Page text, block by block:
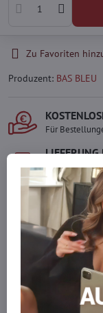
Zu Favoriten
Produzent: BAS BLEU
Für
LIEFERUNG
Schnell und
SICHERE
Gesicherte
Ware auf
Wir versenden
Werden
Werden Sie
Der Vorteil